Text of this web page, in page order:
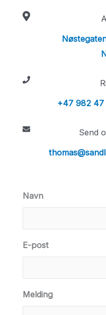
+47 982 47
Send
Navn
E-post
Melding